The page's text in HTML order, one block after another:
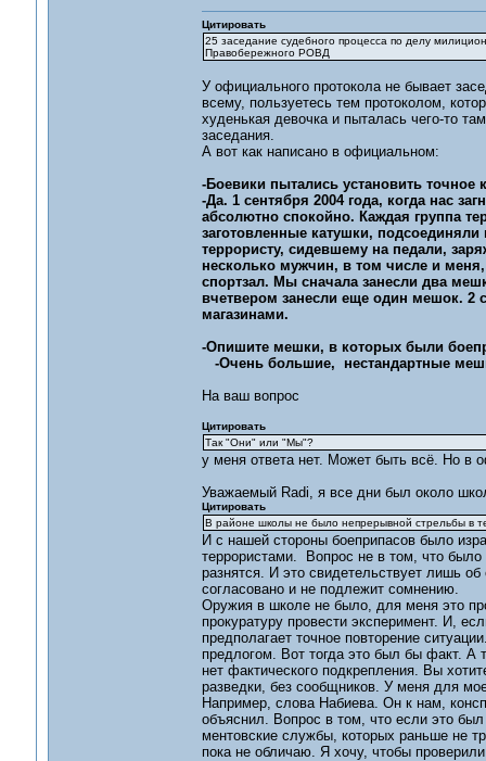
Цитировать
25 заседание судебного процесса по делу
Правобережного РОВД
У официального протокола не бывает
всему, пользуетесь тем протоколом,
худенькая девочка и пыталась чего-то
заседания.
А вот как написано в официальном:
-Боевики пытались установить точное
-Да. 1 сентября 2004 года, когда нас
абсолютно спокойно. Каждая группа
заготовленные катушки,
террористу, сидевшему на педали,
несколько мужчин, в том числе и
спортзал. Мы сначала занесли два
вчетвером занесли еще один мешок. 2
магазинами.
-Опишите мешки, в которых были
-Очень большие, нестандартные
На ваш вопрос
Цитировать
Так "Они" или "Мы"?
у меня ответа нет. Может быть всё. Но в
Уважаемый Radi, я все дни был около
Цитировать
В районе школы не было непрерывной стрельбы в
И с нашей стороны боеприпасов было
террористами. Вопрос не в том, что
разнятся. И это свидетельствует лишь
согласовано и не подлежит сомнению.
Оружия в школе не было, для меня это
прокуратуру провести эксперимент. И,
предполагает точное повторение
предлогом. Вот тогда это был бы факт. А
нет фактического подкрепления. Вы
разведки, без сообщников. У меня для
Например, слова Набиева. Он к нам,
объяснил. Вопрос в том, что если это
ментовские службы, которых раньше не
пока не обличаю. Я хочу, чтобы